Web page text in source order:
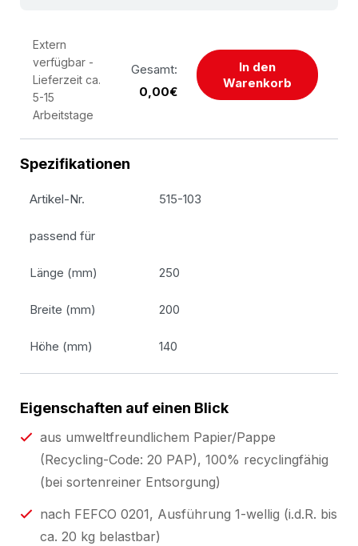
Extern
verfügbar -
Lieferzeit ca.
5-15
Arbeitstage
Gesamt:
0,00€
In den
Warenkorb
Spezifikationen
Artikel-Nr. 515-103
passend für
Länge (mm) 250
Breite (mm) 200
Höhe (mm) 140
Eigenschaften auf einen Blick
aus umweltfreundlichem Papier/Pappe
(Recycling-Code: 20 PAP), 100% recyclingfähig
(bei sortenreiner Entsorgung)
nach FEFCO 0201, Ausführung 1-wellig (i.d.R. bis
ca. 20 kg belastbar)